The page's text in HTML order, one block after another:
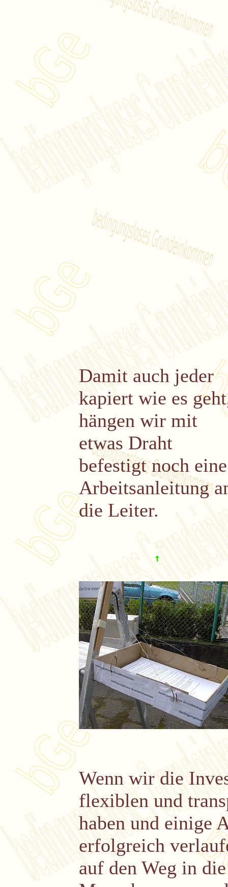
Damit auch jeder
kapiert wie es
hängen wir mit
etwas Draht
befestigt noch eine
Arbeitsanleitung
die Leiter.
Wenn wir die
flexiblen und
haben und einige
erfolgreich
auf den Weg in